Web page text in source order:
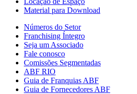
Material para Download
Números do Setor
Franchising Íntegro
Seja um Associado
Fale conosco
Comissões Segmentadas
ABF RIO
Guia de Franquias ABF
Guia de Fornecedores ABF